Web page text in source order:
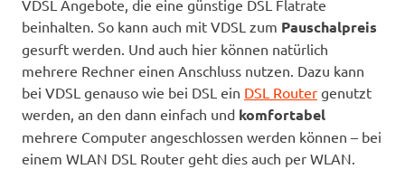
VDSL Angebote, die eine günstige DSL Flatrate
beinhalten. So kann auch mit VDSL zum Pauschalpreis
gesurft werden. Und auch hier können natürlich
mehrere Rechner einen Anschluss nutzen. Dazu kann
bei VDSL genauso wie bei DSL ein DSL Router genutzt
werden, an den dann einfach und komfortabel
mehrere Computer angeschlossen werden können – bei
einem WLAN DSL Router geht dies auch per WLAN.